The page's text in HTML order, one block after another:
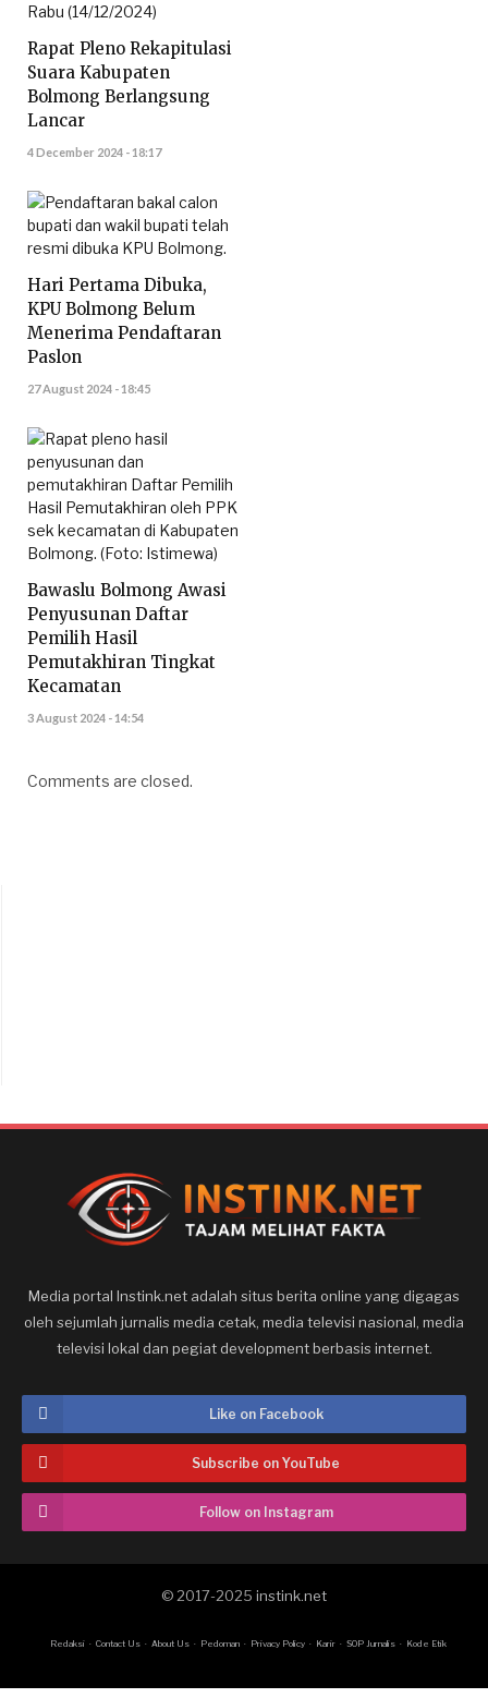
Rapat Pleno Rekapitulasi
Suara Kabupaten
Bolmong Berlangsung
Lancar
4 December 2024 - 18:17
Hari Pertama Dibuka,
KPU Bolmong Belum
Menerima Pendaftaran
Paslon
27 August 2024 - 18:45
Bawaslu Bolmong Awasi
Penyusunan Daftar
Pemilih Hasil
Pemutakhiran Tingkat
Kecamatan
3 August 2024 - 14:54
Comments are closed.
Media portal Instink.net adalah situs berita online yang digagas
oleh sejumlah jurnalis media cetak, media televisi nasional, media
televisi lokal dan pegiat development berbasis internet.
Like on Facebook
Subscribe on YouTube
Follow on Instagram
© 2017-2025 instink.net
Redaksi Contact Us About Us Pedoman Privacy Policy Karir SOP Jurnalis Kode Etik